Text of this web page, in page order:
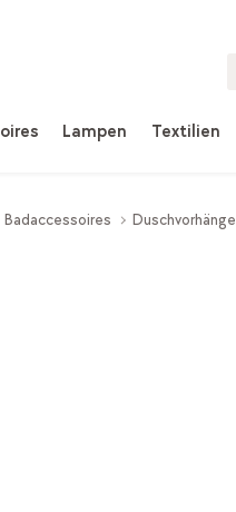
Lampen Textilien
Badaccessoires Duschvorhänge